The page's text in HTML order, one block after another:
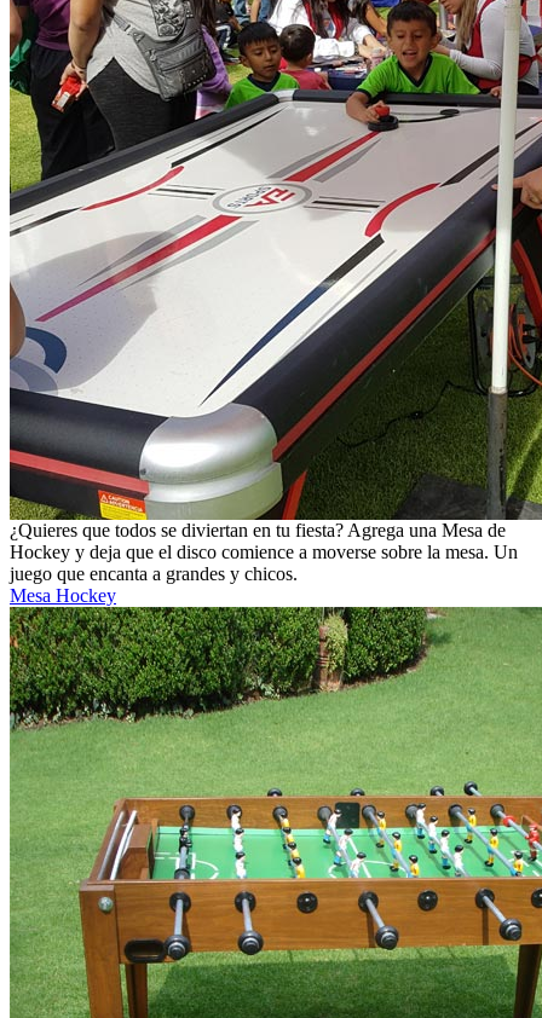
¿Quieres que todos se diviertan en tu fiesta? Agrega una Mesa de
Hockey y deja que el disco comience a moverse sobre la mesa. Un
juego que encanta a grandes y chicos.
Mesa Hockey